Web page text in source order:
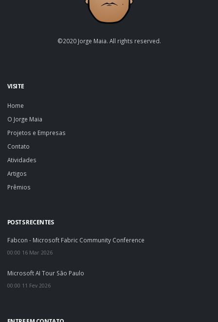
©2020 Jorge Maia. All rights reserved.
VISITE
Home
O Jorge Maia
Projetos e Empresas
Contato
Atividades
Artigos
Prêmios
POSTS RECENTES
Fabcon - Microsoft Fabric Community Conference
00:00 16 Mar 2026
Microsoft AI Tour São Paulo
00:00 11 Fev 2026